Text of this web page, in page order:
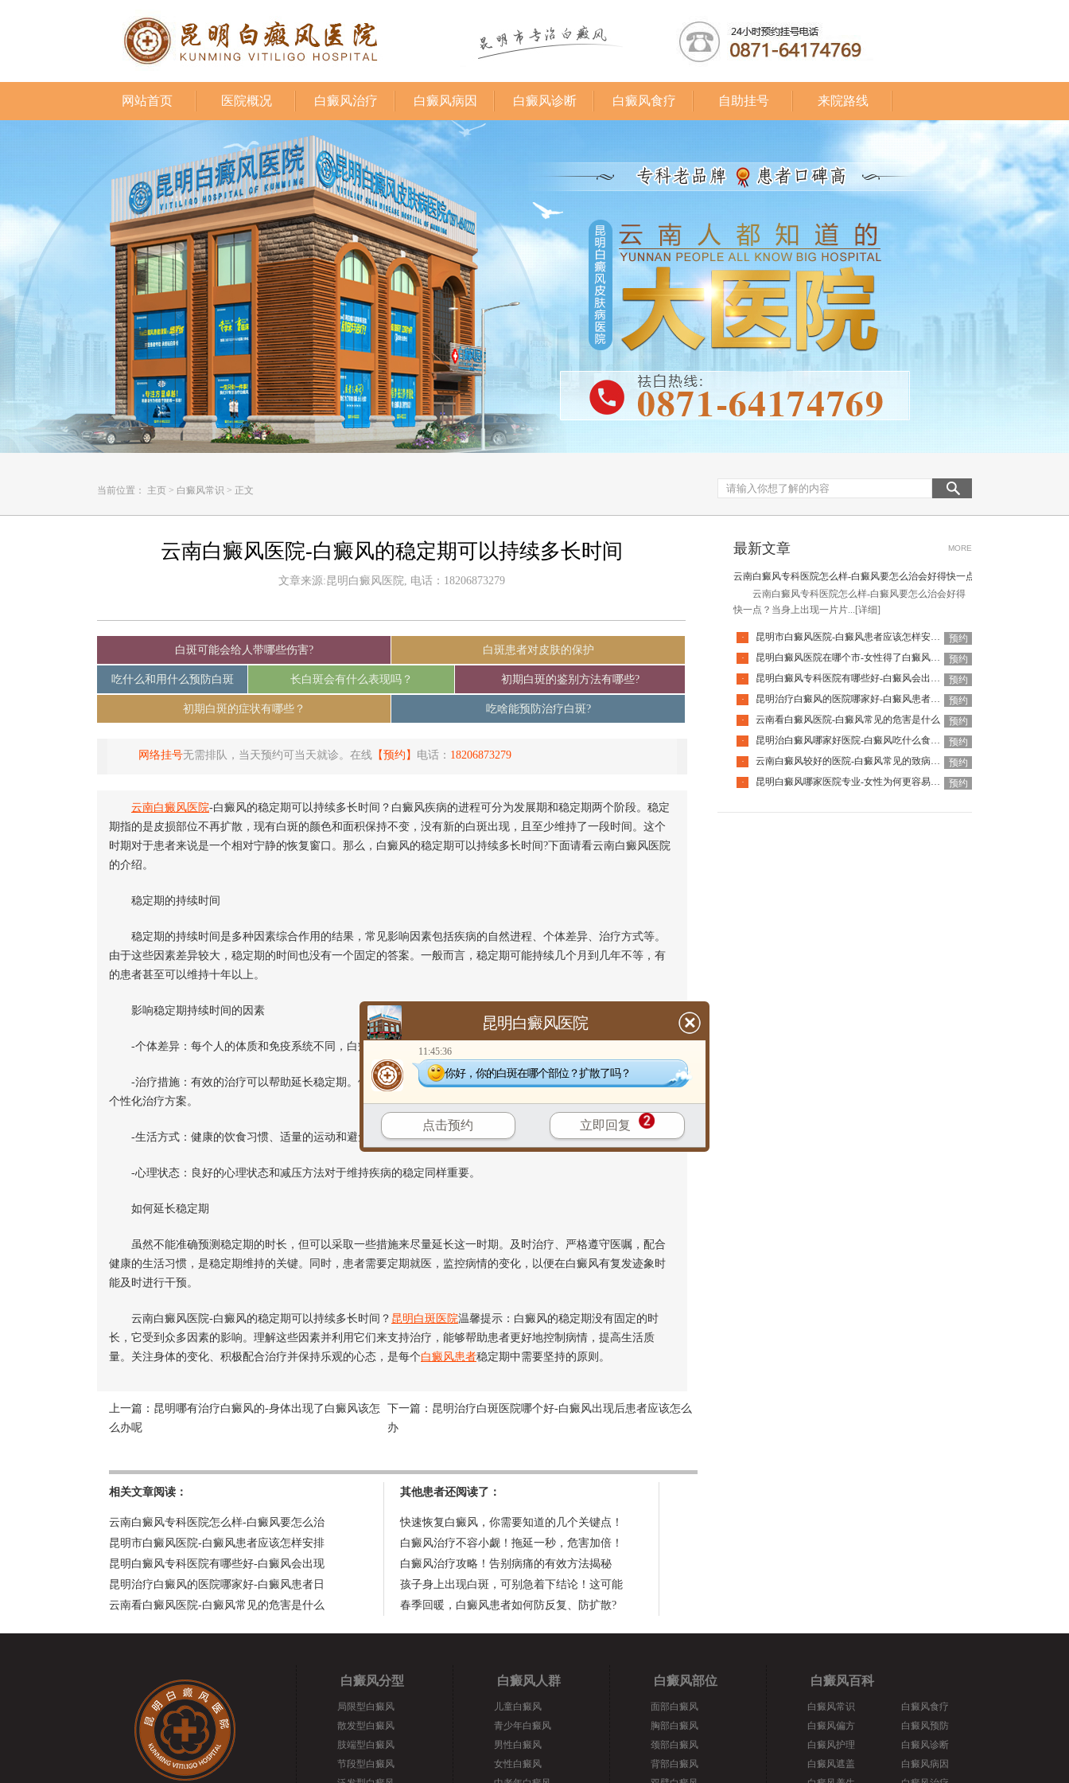
网站首页 医院概况 白癜风治疗 白癜风病因 白癜风诊断 白癜风食疗 自助挂号 来院路线
当前位置： 主页 > 白癜风常识 > 正文
云南白癜风医院-白癜风的稳定期可以持续多长时间
文章来源:昆明白癜风医院, 电话：18206873279
白斑可能会给人带哪些伤害? 白斑患者对皮肤的保护
吃什么和用什么预防白斑 长白斑会有什么表现吗？ 初期白斑的鉴别方法有哪些?
初期白斑的症状有哪些？ 吃啥能预防治疗白斑?
网络挂号无需排队，当天预约可当天就诊。在线 【预约】 电话： 18206873279
云南白癜风医院-白癜风的稳定期可以持续多长时间？白癜风疾病的进程可分为发展期和稳定期两个阶段。稳定
期指的是皮损部位不再扩散，现有白斑的颜色和面积保持不变，没有新的白斑出现，且至少维持了一段时间。这个
时期对于患者来说是一个相对宁静的恢复窗口。那么，白癜风的稳定期可以持续多长时间?下面请看云南白癜风医院
的介绍。
稳定期的持续时间
稳定期的持续时间是多种因素综合作用的结果，常见影响因素包括疾病的自然进程、个体差异、治疗方式等。
由于这些因素差异较大，稳定期的时间也没有一个固定的答案。一般而言，稳定期可能持续几个月到几年不等，有
的患者甚至可以维持十年以上。
影响稳定期持续时间的因素
-个体差异：每个人的体质和免疫系统不同，白癜风的稳定期也会因人而异。
-治疗措施：有效的治疗可以帮助延长稳定期。例如，使用光疗、药物治疗或手术等，结合患者具体情况制定的
个性化治疗方案。
-生活方式：健康的饮食习惯、适量的运动和避免过度的紫外线暴露都有助于维持稳定期。
-心理状态：良好的心理状态和减压方法对于维持疾病的稳定同样重要。
如何延长稳定期
虽然不能准确预测稳定期的时长，但可以采取一些措施来尽量延长这一时期。及时治疗、严格遵守医嘱，配合
健康的生活习惯，是稳定期维持的关键。同时，患者需要定期就医，监控病情的变化，以便在白癜风有复发迹象时
能及时进行干预。
云南白癜风医院-白癜风的稳定期可以持续多长时间？ 昆明白斑医院温馨提示：白癜风的稳定期没有固定的时
长，它受到众多因素的影响。理解这些因素并利用它们来支持治疗，能够帮助患者更好地控制病情，提高生活质
量。关注身体的变化、积极配合治疗并保持乐观的心态，是每个白癜风患者稳定期中需要坚持的原则。
上一篇： 昆明哪有治疗白癜风的-身体出现了白癜风该怎
么办呢
下一篇： 昆明治疗白斑医院哪个好-白癜风出现后患者应该怎么
办
相关文章阅读：
云南白癜风专科医院怎么样-白癜风要怎么治
昆明市白癜风医院-白癜风患者应该怎样安排
昆明白癜风专科医院有哪些好-白癜风会出现
昆明治疗白癜风的医院哪家好-白癜风患者日
云南看白癜风医院-白癜风常见的危害是什么
其他患者还阅读了：
快速恢复白癜风，你需要知道的几个关键点！
白癜风治疗不容小觑！拖延一秒，危害加倍！
白癜风治疗攻略！告别病痛的有效方法揭秘
孩子身上出现白斑，可别急着下结论！这可能
春季回暖，白癜风患者如何防反复、防扩散?
最新文章 MORE
云南白癜风专科医院怎么样-白癜风要怎么治会好得快一点
云南白癜风专科医院怎么样-白癜风要怎么治会好得
快一点？当身上出现一片片... [详细]
· 昆明市白癜风医院-白癜风患者应该怎样安排饮食
预约
·
昆明白癜风医院在哪个市-女性得了白癜风还能使用化妆品吗
预约
·
昆明白癜风专科医院有哪些好-白癜风会出现什么并发症
预约
·
昆明治疗白癜风的医院哪家好-白癜风患者日常需要避免什么
预约
·
云南看白癜风医院-白癜风常见的危害是什么
预约
·
昆明治白癜风哪家好医院-白癜风吃什么食物可以补充黑色素
预约
·
云南白癜风较好的医院-白癜风常见的致病因素有哪些
预约
·
昆明白癜风哪家医院专业-女性为何更容易患白癜风呢 预约
白癜风分型
局限型白癜风
散发型白癜风
肢端型白癜风
节段型白癜风
白癜风人群
儿童白癜风
青少年白癜风
男性白癜风
女性白癜风
白癜风部位
面部白癜风
胸部白癜风
颈部白癜风
背部白癜风
白癜风百科
白癜风常识
白癜风偏方
白癜风护理
白癜风遮盖
白癜风食疗
白癜风预防
白癜风诊断
白癜风病因
昆明白癜风医院
11:45:36
你好，你的白斑在哪个部位？扩散了吗？
点击预约 立即回复